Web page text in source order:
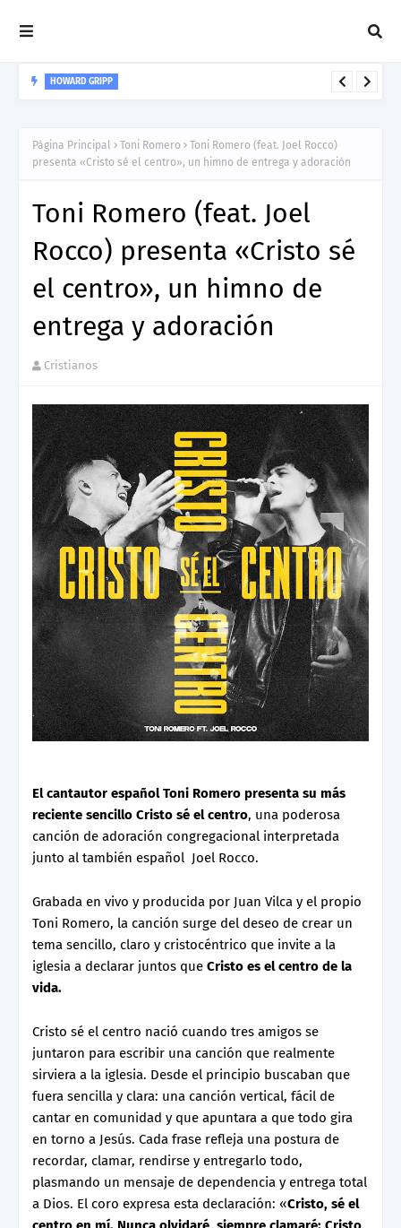
HOWARD GRIPP
Página Principal Toni Romero
Toni Romero (feat. Joel Rocco)
presenta «Cristo sé el centro», un himno de entrega y adoración
Toni Romero (feat. Joel
Rocco) presenta «Cristo sé
el centro», un himno de
entrega y adoración
Cristianos
El cantautor español Toni Romero presenta su más
reciente sencillo Cristo sé el centro, una poderosa
canción de adoración congregacional interpretada
junto al también español Joel Rocco.
Grabada en vivo y producida por Juan Vilca y el propio
Toni Romero, la canción surge del deseo de crear un
tema sencillo, claro y cristocéntrico que invite a la
iglesia a declarar juntos que Cristo es el centro de la
vida.
Cristo sé el centro nació cuando tres amigos se
juntaron para escribir una canción que realmente
sirviera a la iglesia. Desde el principio buscaban que
fuera sencilla y clara: una canción vertical, fácil de
cantar en comunidad y que apuntara a que todo gira
en torno a Jesús. Cada frase refleja una postura de
recordar, clamar, rendirse y entregarlo todo,
plasmando un mensaje de dependencia y entrega total
a Dios. El coro expresa esta declaración: «Cristo, sé el